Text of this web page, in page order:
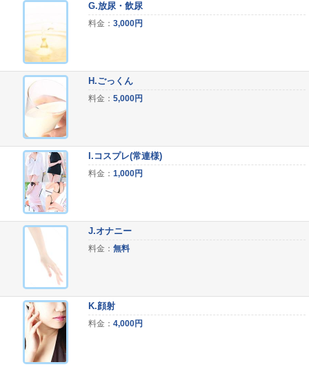
G.放尿・飲尿
料金： 3,000円
H.ごっくん
料金： 5,000円
I.コスプレ(常連様)
料金： 1,000円
J.オナニー
料金： 無料
K.顔射
料金： 4,000円